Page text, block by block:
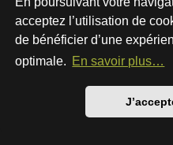
acceptez l’utilisation de
de bénéficier d’une
optimale. En savoir plus…
Développé parphpBB®
Style par
Traduction